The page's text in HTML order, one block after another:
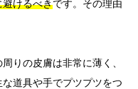
避けるべきです。その理由
りの皮膚は非常に薄く、
道具や手でプツプツをつ